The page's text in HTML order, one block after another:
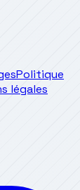
Politique
légales